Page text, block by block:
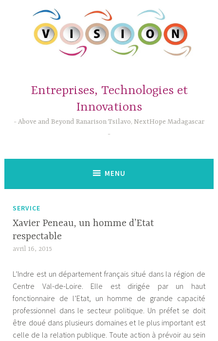
Entreprises, Technologies et
Innovations
Above and Beyond Ranarison Tsilavo, NextHope Madagascar
MENU
SERVICE
Xavier Peneau, un homme d’Etat
respectable
avril 16, 2015
e
x
a
n
d
r
L’Indre est un département français situé dans la région de
Centre Val-de-Loire. Elle est dirigée par un haut
fonctionnaire de l’Etat, un homme de grande capacité
professionnel dans le secteur politique. Un préfet se doit
être doué dans plusieurs domaines et le plus important est
celle de la relation publique. Toute action à prévoir au sein